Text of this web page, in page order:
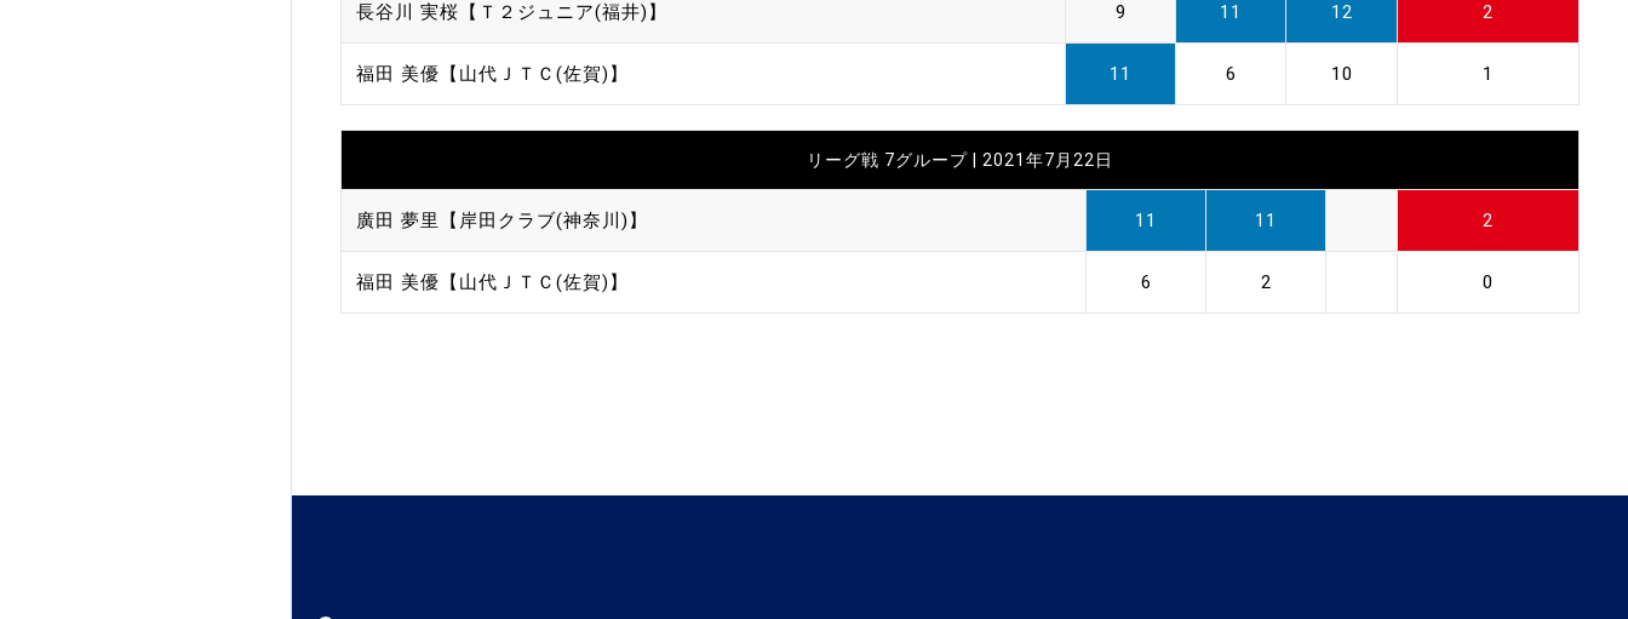
加盟団体登録人数
関連組織一覧
販売品一覧
長谷川 実桜【Ｔ２ジュニア(福井)】 9 11 12 2
福田 美優【山代ＪＴＣ(佐賀)】 11 6 10 1
リーグ戦 7グループ | 2021年7月22日
廣田 夢里【岸田クラブ(神奈川)】 11 11 2
福田 美優【山代ＪＴＣ(佐賀)】 6 2 0